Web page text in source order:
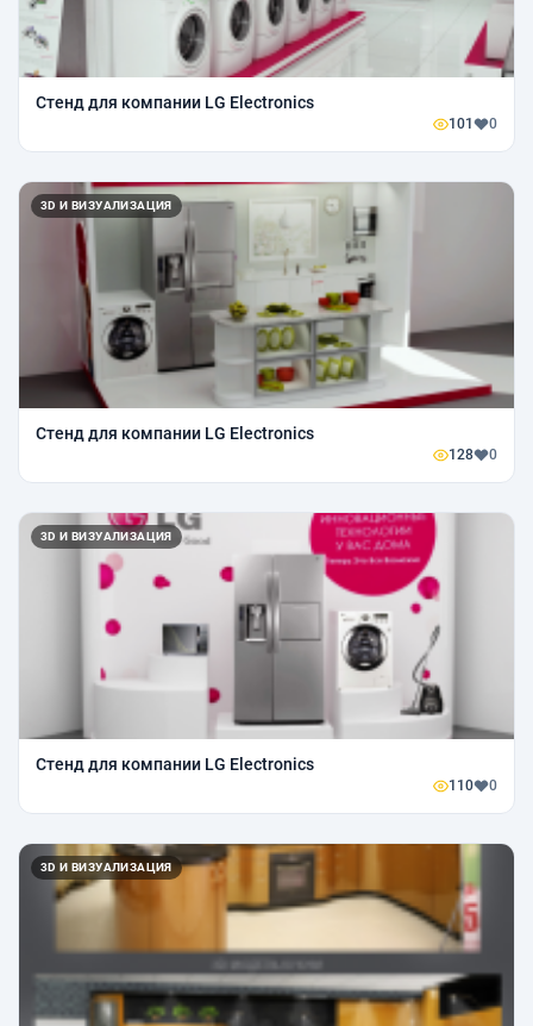
Стенд для компании LG Electronics
101 0
3D И ВИЗУАЛИЗАЦИЯ
Стенд для компании LG Electronics
128 0
3D И ВИЗУАЛИЗАЦИЯ
Стенд для компании LG Electronics
110 0
3D И ВИЗУАЛИЗАЦИЯ